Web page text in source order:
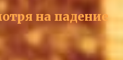
на падение